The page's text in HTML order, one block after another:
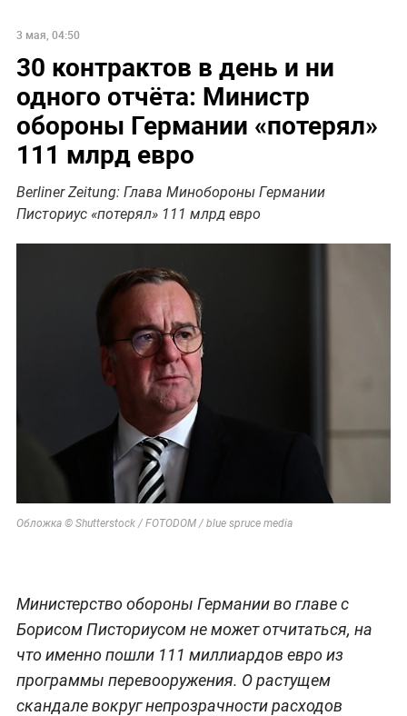
3 мая, 04:50
30 контрактов в день и ни
одного отчёта: Министр
обороны Германии «потерял»
111 млрд евро
Berliner Zeitung: Глава Минобороны Германии
Писториус «потерял» 111 млрд евро
Обложка © Shutterstock / FOTODOM / blue spruce media
Министерство обороны Германии во главе с
Борисом Писториусом не может отчитаться, на
что именно пошли 111 миллиардов евро из
программы перевооружения. О растущем
скандале вокруг непрозрачности расходов